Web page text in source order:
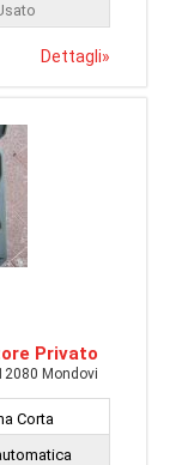
Dettagli»
Privato
Mondovi
Corta